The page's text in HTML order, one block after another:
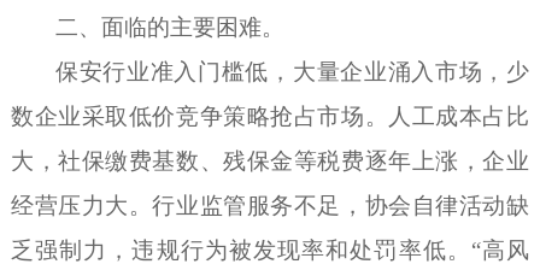
二、面临的主要困难。
保安行业准入门槛低，大量企业涌入市场，少
数企业采取低价竞争策略抢占市场。人工成本占比
大，社保缴费基数、残保金等税费逐年上涨，企业
经营压力大。行业监管服务不足，协会自律活动缺
乏强制力，违规行为被发现率和处罚率低。 “高风